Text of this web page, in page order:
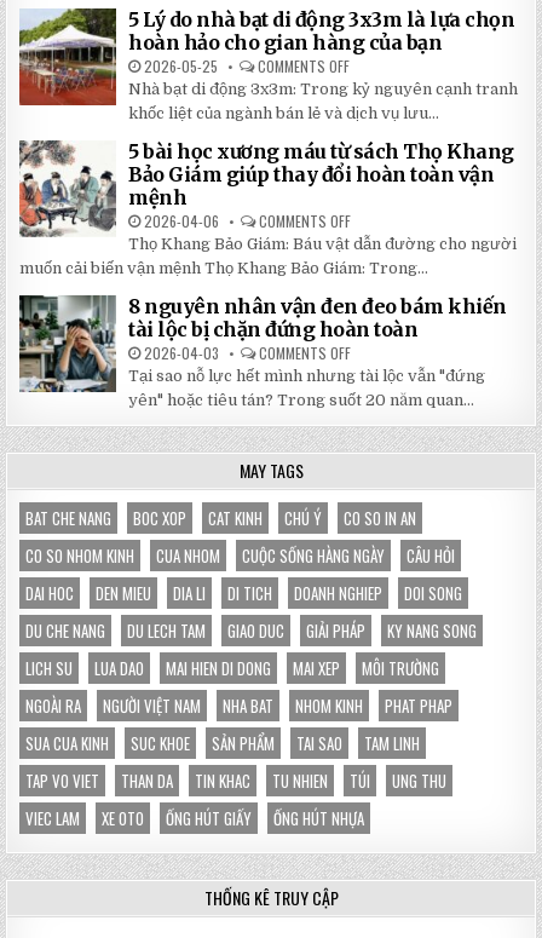
RẺ
TẠI
NHẬT
ĐÔNG
100
TRANG
MỚI
2026:
GIẢM
GIÁ
SỐ
TẬN
GỐC
TẠI
NHẬT
5 Lý do nhà bạt di động 3x3m là lựa chọn
hoàn hảo cho gian hàng của bạn
2026-05-25 COMMENTS OFF
5
LÝ
DO
NHÀ
BẠT
DI
ĐỘNG
3X3M
LỰA
HOÀN
HẢO
CHO
HÀNG
CỦA
BẠN
Nhà bạt di động 3x3m: Trong kỷ nguyên cạnh tranh
khốc liệt của ngành bán lẻ và dịch vụ lưu...
5 bài học xương máu từ sách Thọ Khang
Bảo Giám giúp thay đổi hoàn toàn vận
mệnh
2026-04-06 COMMENTS OFF
5
BÀI
HỌC
XƯƠNG
MÁU
TỪ
SÁCH
THỌ
BẢO
GIÁM
GIÚP
THAY
ĐỔI
HOÀN
TOÀN
Thọ Khang Bảo Giám: Báu vật dẫn đường cho người
muốn cải biến vận mệnh Thọ Khang Bảo Giám: Trong...
8 nguyên nhân vận đen đeo bám khiến
tài lộc bị chặn đứng hoàn toàn
2026-04-03 COMMENTS OFF
NGUYÊN
NHÂN
VẬN
ĐEN
ĐEO
BÁM
LỘC
BỊ
CHẶN
ĐỨNG
HOÀN
TOÀN
Tại sao nỗ lực hết mình nhưng tài lộc vẫn "đứng
yên" hoặc tiêu tán? Trong suốt 20 năm quan...
MAY TAGS
BAT CHE NANG BOC XOP CAT KINH CHÚ Ý
CO SO IN AN
CO SO NHOM KINH
CUA NHOM CUỘC SỐNG HÀNG NGÀY
CÂU HỎI
DAI HOC
DEN MIEU DIA LI DI TICH DOANH NGHIEP
DOI SONG
DU CHE NANG
DU LECH TAM GIAO DUC GIẢI PHÁP
KY NANG SONG
LICH SU
LUA DAO MAI HIEN DI DONG MAI XEP
MÔI TRƯỜNG
NGOÀI RA
NGƯỜI VIỆT NAM NHA BAT NHOM KINH
PHAT PHAP
SUA CUA KINH
SUC KHOE SẢN PHẨM TAI SAO
TAM LINH
TAP VO VIET
THAN DA TIN KHAC TU NHIEN TÚI
UNG THU
VIEC LAM
XE OTO ỐNG HÚT GIẤY ỐNG HÚT NHỰA
THỐNG KÊ TRUY CẬP